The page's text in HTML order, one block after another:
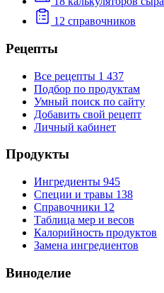
12 справочников
Рецепты
Все рецепты 1 437
Подбор по продуктам
Умный поиск по сайту
Добавить свой рецепт
Личный кабинет
Продукты
Ингредиенты 945
Специи и травы 138
Справочники 12
Таблица мер и весов
Калорийность продуктов
Замена ингредиентов
Виноделие